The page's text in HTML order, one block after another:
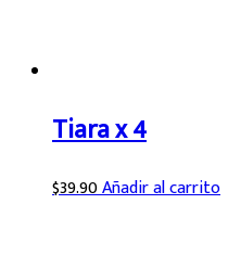
Tiara x 4
$39.90Añadir al carrito